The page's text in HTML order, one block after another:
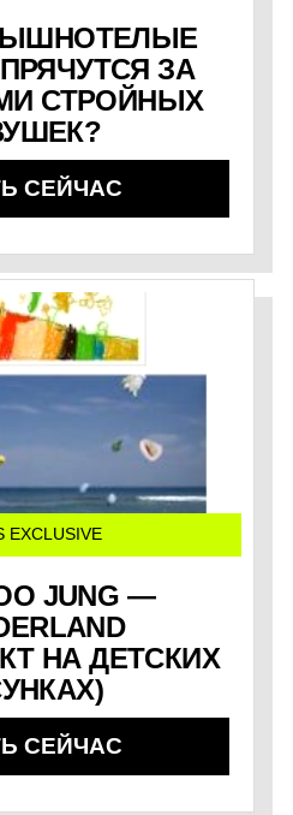
ЗА
СТРОЙНЫХ
СЕЙЧАС
EXCLUSIVE
JUNG —
НА ДЕТСКИХ
СЕЙЧАС